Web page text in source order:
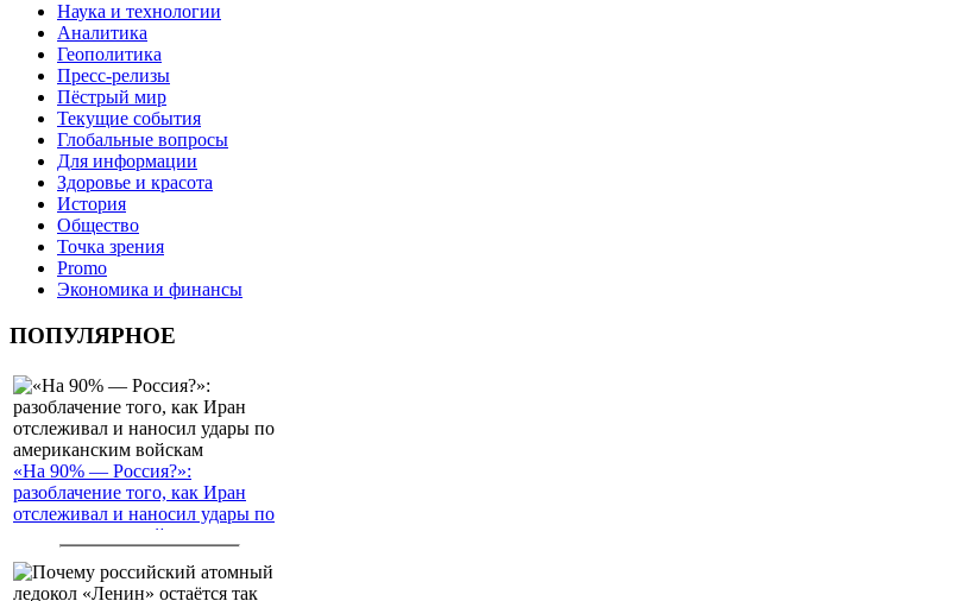
Наука и технологии
Аналитика
Геополитика
Пресс-релизы
Пёстрый мир
Текущие события
Глобальные вопросы
Для информации
Здоровье и красота
История
Общество
Точка зрения
Promo
Экономика и финансы
ПОПУЛЯРНОЕ
«На 90% — Россия?»:
разоблачение того, как Иран
отслеживал и наносил удары по
американским войскам